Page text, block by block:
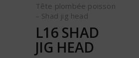
Tête plombée poisson
– Shad jig head
L16 SHAD
JIG HEAD